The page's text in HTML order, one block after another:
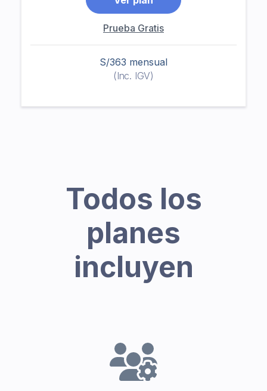
Prueba Gratis
S/363 mensual
(Inc. IGV)
Todos los
planes
incluyen